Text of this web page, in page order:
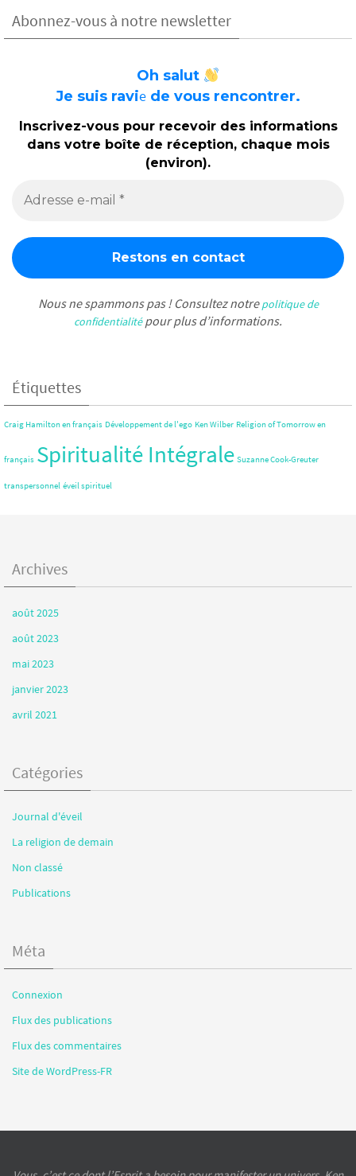
Abonnez-vous à notre newsletter
Oh salut
Je suis ravie de vous rencontrer.
Inscrivez-vous pour recevoir des informations
dans votre boîte de réception, chaque mois
(environ).
Nous ne spammons pas ! Consultez notrepolitique de
confidentialitépour plus d’informations.
Étiquettes
Craig Hamilton en français Développement de l'ego Ken Wilber Religion of Tomorrow en
français Spiritualité Intégrale Suzanne Cook-Greuter
transpersonnel éveil spirituel
Archives
août 2025
août 2023
mai 2023
janvier 2023
avril 2021
Catégories
Journal d'éveil
La religion de demain
Non classé
Publications
Méta
Connexion
Flux des publications
Flux des commentaires
Site de WordPress-FR